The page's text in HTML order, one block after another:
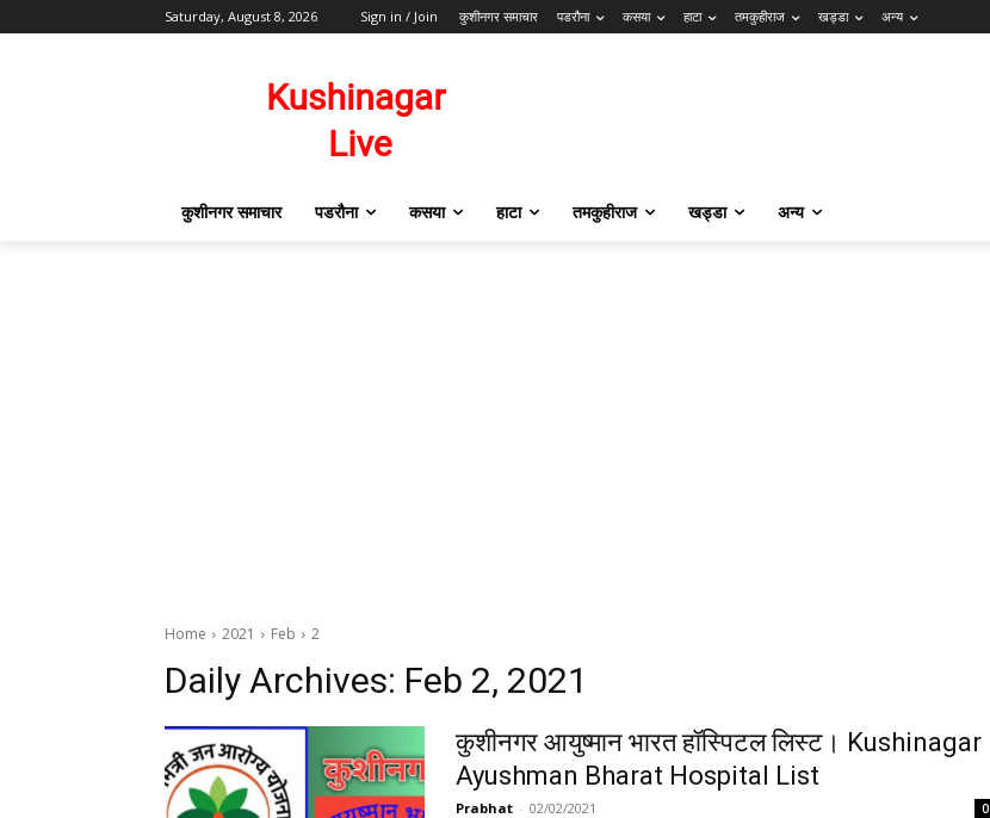
Saturday, August 8, 2026 Sign in / Join कुशीनगर समाचार पडरौना कसया हाटा तमकुहीराज खड्डा अन्य
कुशीनगर समाचार पडरौना कसया हाटा तमकुहीराज खड्डा अन्य
Home 2021 Feb 2
Daily Archives: Feb 2, 2021
कुशीनगर आयुष्मान भारत हॉस्पिटल लिस्ट। Kushinagar
Ayushman Bharat Hospital List
Prabhat - 02/02/2021 0